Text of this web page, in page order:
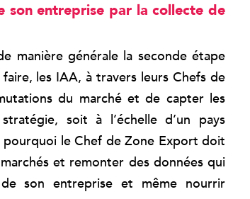
entreprise par la collecte de
manière générale la seconde étape
les IAA, à travers leurs Chefs de
du marché et de capter les
soit à l’échelle d’un pays
pourquoi le Chef de Zone Export doit
et remonter des données qui
son entreprise et même nourrir